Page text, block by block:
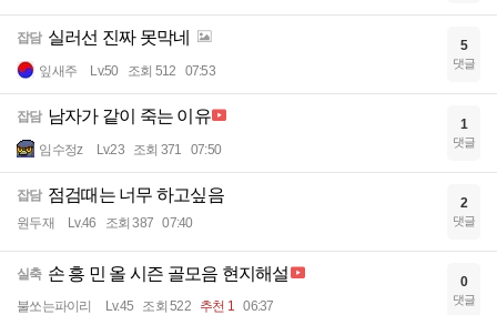
잡담 실러선 진짜 못막네
잎새주 Lv.50 조회 512 07:53
5
댓글
잡담 남자가 같이 죽는 이유
임수정z Lv.23 조회 371 07:50
1
댓글
잡담 점검때는 너무 하고싶음
원두재 Lv.46 조회 387 07:40
2
댓글
실축 손 흥 민 올 시즌 골모음 현지해설
불쏘는파이리 Lv.45 조회 522 추천 1 06:37
0
댓글